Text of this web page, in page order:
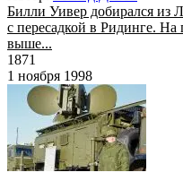
Билли Уивер добирался из
с пересадкой в Ридинге.
выше...
1871
1 ноября 1998